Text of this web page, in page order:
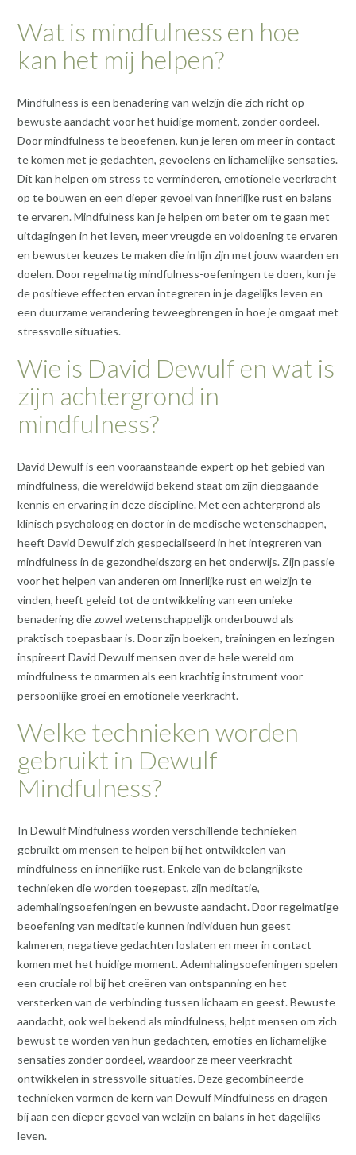
Wat is mindfulness en hoe
kan het mij helpen?
Mindfulness is een benadering van welzijn die zich richt op
bewuste aandacht voor het huidige moment, zonder oordeel.
Door mindfulness te beoefenen, kun je leren om meer in contact
te komen met je gedachten, gevoelens en lichamelijke sensaties.
Dit kan helpen om stress te verminderen, emotionele veerkracht
op te bouwen en een dieper gevoel van innerlijke rust en balans
te ervaren. Mindfulness kan je helpen om beter om te gaan met
uitdagingen in het leven, meer vreugde en voldoening te ervaren
en bewuster keuzes te maken die in lijn zijn met jouw waarden en
doelen. Door regelmatig mindfulness-oefeningen te doen, kun je
de positieve effecten ervan integreren in je dagelijks leven en
een duurzame verandering teweegbrengen in hoe je omgaat met
stressvolle situaties.
Wie is David Dewulf en wat is
zijn achtergrond in
mindfulness?
David Dewulf is een vooraanstaande expert op het gebied van
mindfulness, die wereldwijd bekend staat om zijn diepgaande
kennis en ervaring in deze discipline. Met een achtergrond als
klinisch psycholoog en doctor in de medische wetenschappen,
heeft David Dewulf zich gespecialiseerd in het integreren van
mindfulness in de gezondheidszorg en het onderwijs. Zijn passie
voor het helpen van anderen om innerlijke rust en welzijn te
vinden, heeft geleid tot de ontwikkeling van een unieke
benadering die zowel wetenschappelijk onderbouwd als
praktisch toepasbaar is. Door zijn boeken, trainingen en lezingen
inspireert David Dewulf mensen over de hele wereld om
mindfulness te omarmen als een krachtig instrument voor
persoonlijke groei en emotionele veerkracht.
Welke technieken worden
gebruikt in Dewulf
Mindfulness?
In Dewulf Mindfulness worden verschillende technieken
gebruikt om mensen te helpen bij het ontwikkelen van
mindfulness en innerlijke rust. Enkele van de belangrijkste
technieken die worden toegepast, zijn meditatie,
ademhalingsoefeningen en bewuste aandacht. Door regelmatige
beoefening van meditatie kunnen individuen hun geest
kalmeren, negatieve gedachten loslaten en meer in contact
komen met het huidige moment. Ademhalingsoefeningen spelen
een cruciale rol bij het creëren van ontspanning en het
versterken van de verbinding tussen lichaam en geest. Bewuste
aandacht, ook wel bekend als mindfulness, helpt mensen om zich
bewust te worden van hun gedachten, emoties en lichamelijke
sensaties zonder oordeel, waardoor ze meer veerkracht
ontwikkelen in stressvolle situaties. Deze gecombineerde
technieken vormen de kern van Dewulf Mindfulness en dragen
bij aan een dieper gevoel van welzijn en balans in het dagelijks
leven.